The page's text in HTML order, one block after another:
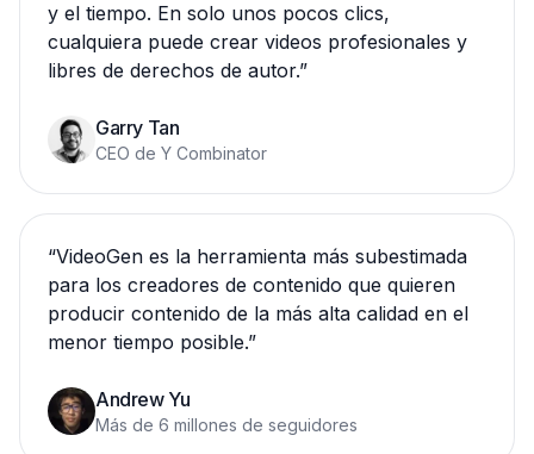
y el tiempo. En solo unos pocos clics,
cualquiera puede crear videos profesionales y
libres de derechos de autor.”
Garry Tan
CEO de Y Combinator
“VideoGen es la herramienta más subestimada
para los creadores de contenido que quieren
producir contenido de la más alta calidad en el
menor tiempo posible.”
Andrew Yu
Más de 6 millones de seguidores